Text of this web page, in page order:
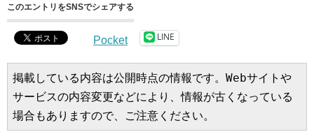
このエントリをSNSでシェアする
Pocket LINE
掲載している内容は公開時点の情報です。Webサイトや
サービスの内容変更などにより、情報が古くなっている
場合もありますので、ご注意ください。